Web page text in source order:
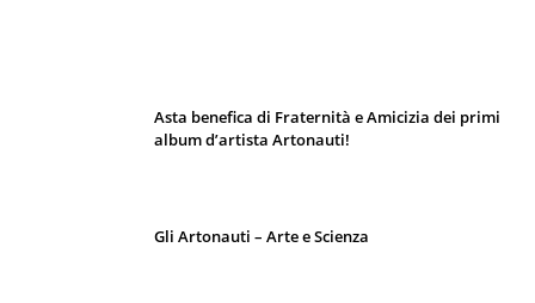
Asta benefica di Fraternità e Amicizia dei primi
album d’artista Artonauti!
Gli Artonauti – Arte e Scienza